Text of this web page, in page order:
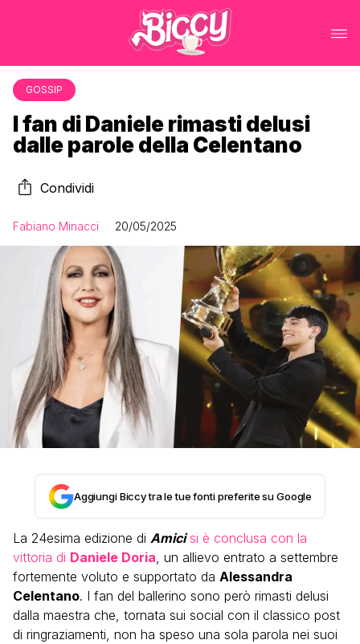
GOSSIP
I fan di Daniele rimasti delusi
dalle parole della Celentano
Condividi
Fabiano Minacci 20/05/2025
Aggiungi Biccy tra le tue fonti preferite su Google
La 24esima edizione di Amici si è conclusa con la
vittoria di Daniele Doria, un allievo entrato a settembre
fortemente voluto e supportato da Alessandra
Celentano. I fan del ballerino sono però rimasti delusi
dalla maestra che, tornata sui social con il classico post
di ringraziamenti, non ha speso una sola parola nei suoi